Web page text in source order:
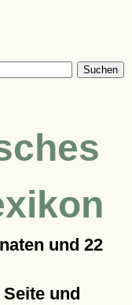
Suchen
und 22
und